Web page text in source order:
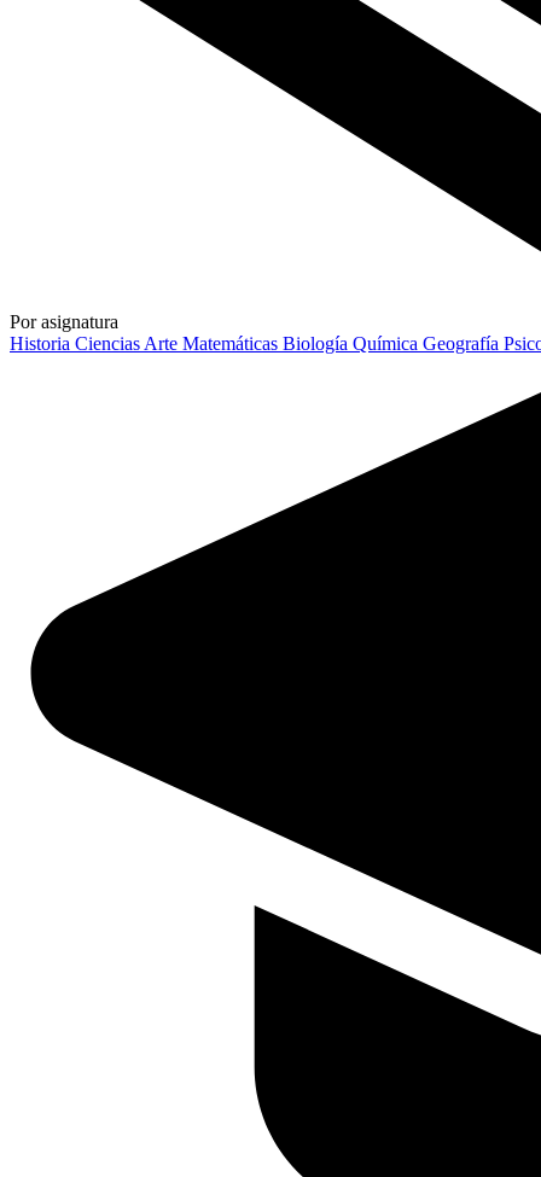
Por asignatura
Historia Ciencias Arte Matemáticas Biología Química Geografía